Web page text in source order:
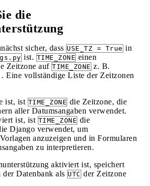
die
sicher, dass USE_TZ = True in
ist. TIME_ZONE einen
Zeitzone auf TIME_ZONE z. B.
. Eine vollständige Liste der Zeitzonen
ist, ist TIME_ZONE die Zeitzone, die
aller Datumsangaben verwendet.
ist, ist TIME_ZONE die
Django verwendet, um
anzuzeigen und in Formularen
zu interpretieren.
aktiviert ist, speichert
der Datenbank als UTC der Zeitzone